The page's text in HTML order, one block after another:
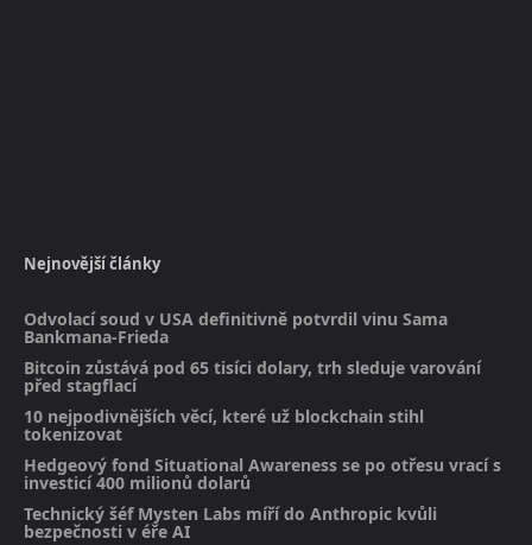
Nejnovější články
Odvolací soud v USA definitivně potvrdil vinu Sama
Bankmana-Frieda
Bitcoin zůstává pod 65 tisíci dolary, trh sleduje varování
před stagflací
10 nejpodivnějších věcí, které už blockchain stihl
tokenizovat
Hedgeový fond Situational Awareness se po otřesu vrací s
investicí 400 milionů dolarů
Technický šéf Mysten Labs míří do Anthropic kvůli
bezpečnosti v éře AI